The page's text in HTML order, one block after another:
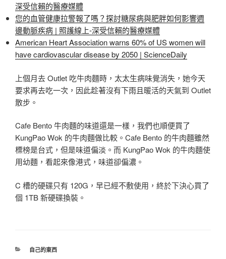
深受信賴的醫療媒體
您的血管健康拉警報了嗎？探討糖尿病與肥胖如何影響週
邊動脈疾病 | 照護線上-深受信賴的醫療媒體
American Heart Association warns 60% of US women will
have cardiovascular disease by 2050 | ScienceDaily
上個月去 Outlet 吃牛肉麵時，太太生病味覺消失，她今天
要求再去吃一次，因此趁著沒有下雨且暖活的天氣到 Outlet
散步。
Cafe Bento 牛肉麵的味道還是一樣，我們也順便買了
KungPao Wok 的牛肉麵做比較。Cafe Bento 的牛肉麵雖然
標榜是台式，但是味道偏淡。而 KungPao Wok 的牛肉麵使
用幼麵，看起來像港式，味道卻偏濃。
C 槽的硬碟只有 120G，早已經不敷使用，終於下決心買了
個 1TB 新硬碟換裝。
分
自己的東西